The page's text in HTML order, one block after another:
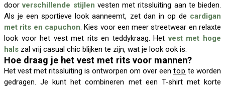
doorverschillende stijlen vesten met ritssluiting aan te bieden.
Als je een sportieve look aanneemt, zet dan in op de cardigan
met rits en capuchon. Kies voor een meer streetwear en relaxte
look voor het vest met rits en teddykraag. Hetvest met hoge
hals zal vrij casual chic blijken te zijn, wat je look ook is.
Hoe draag je het vest met rits voor mannen?
Het vest met ritssluiting is ontworpen om over een top te worden
gedragen. Je kunt het combineren met een T-shirt met korte